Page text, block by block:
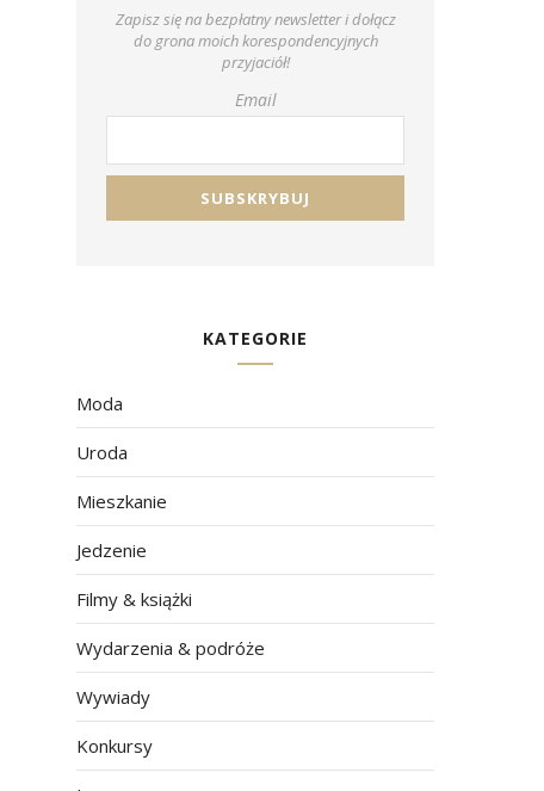
Zapisz się na bezpłatny newsletter i dołącz
do grona moich korespondencyjnych
przyjaciół!
Email
KATEGORIE
Moda
Uroda
Mieszkanie
Jedzenie
Filmy & książki
Wydarzenia & podróże
Wywiady
Konkursy